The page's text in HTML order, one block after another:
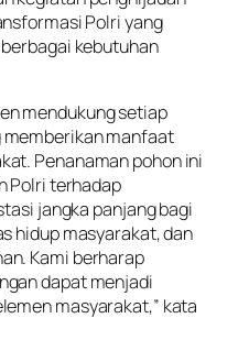
Polri yang
kebutuhan
mendukung setiap
manfaat
Penanaman pohon ini
Polri terhadap
jangka panjang bagi
hidup masyarakat, dan
Kami berharap
dapat menjadi
masyarakat,” kata